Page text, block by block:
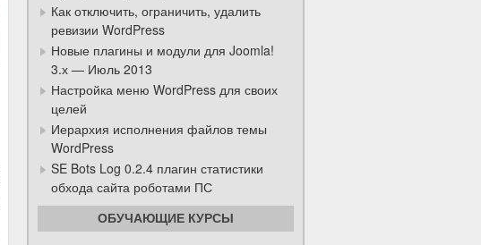
Как отключить, ограничить, удалить
ревизии WordPress
Новые плагины и модули для Joomla!
3.х — Июль 2013
Настройка меню WordPress для своих
целей
Иерархия исполнения файлов темы
WordPress
SE Bots Log 0.2.4 плагин статистики
обхода сайта роботами ПС
ОБУЧАЮЩИЕ КУРСЫ